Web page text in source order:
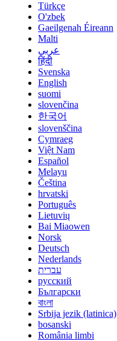
Türkçe
O'zbek
Gaeilgenah Éireann
Malti
عربي
हिंदी
Svenska
English
suomi
slovenčina
한국어
slovenščina
Cymraeg
Việt Nam
Español
Melayu
Čeština
hrvatski
Português
Lietuvių
Bai Miaowen
Norsk
Deutsch
Nederlands
עברית
русский
Български
বাংলা
Srbija jezik (latinica)
bosanski
România limbi